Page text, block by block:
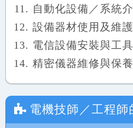
自動化設備／系統
設備器材使用及維護
電信設備安裝與工
精密儀器維修與保養
電機技師／工程師